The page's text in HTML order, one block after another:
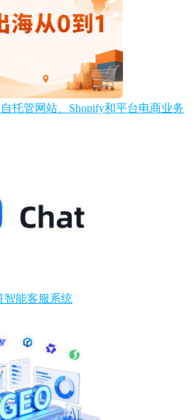
托管网站、Shopify和平台电商业务
智能客服系统